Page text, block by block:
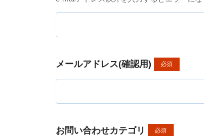
メールアドレス(確認用) 必須
お問い合わせカテゴリ 必須